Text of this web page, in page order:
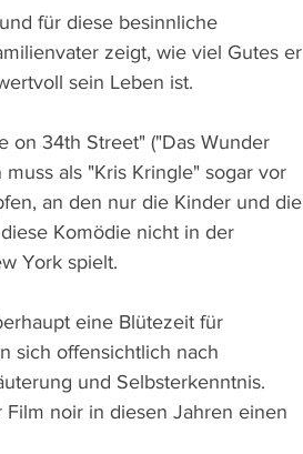
für diese besinnliche
zeigt, wie viel Gutes er
sein Leben ist.
on 34th Street" ("Das Wunder
als "Kris Kringle" sogar vor
an den nur die Kinder und die
Komödie nicht in der
York spielt.
eine Blütezeit für
sich offensichtlich nach
und Selbsterkenntnis.
noir in diesen Jahren einen